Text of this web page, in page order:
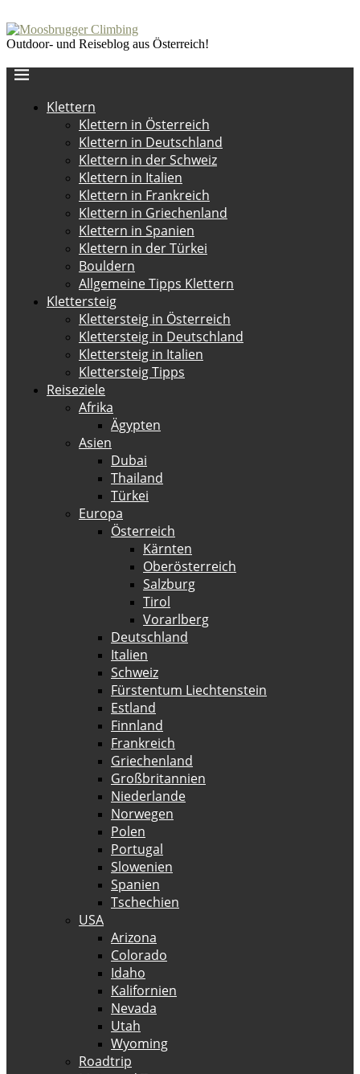
Outdoor- und Reiseblog aus Österreich!
Klettern
Klettern in Österreich
Klettern in Deutschland
Klettern in der Schweiz
Klettern in Italien
Klettern in Frankreich
Klettern in Griechenland
Klettern in Spanien
Klettern in der Türkei
Bouldern
Allgemeine Tipps Klettern
Klettersteig
Klettersteig in Österreich
Klettersteig in Deutschland
Klettersteig in Italien
Klettersteig Tipps
Reiseziele
Afrika
Ägypten
Asien
Dubai
Thailand
Türkei
Europa
Österreich
Kärnten
Oberösterreich
Salzburg
Tirol
Vorarlberg
Deutschland
Italien
Schweiz
Fürstentum Liechtenstein
Estland
Finnland
Frankreich
Griechenland
Großbritannien
Niederlande
Norwegen
Polen
Portugal
Slowenien
Spanien
Tschechien
USA
Arizona
Colorado
Idaho
Kalifornien
Nevada
Utah
Wyoming
Roadtrip